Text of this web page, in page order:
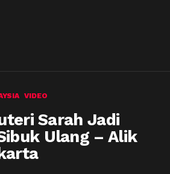
VIDEO
Sarah Jadi
Ulang – Alik